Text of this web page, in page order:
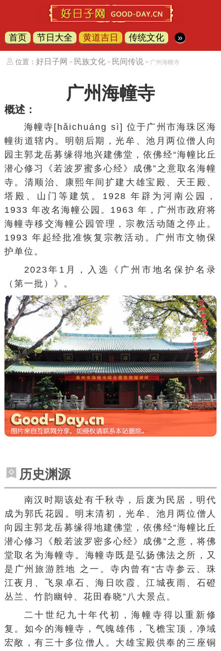
首页 节日大全 黄道吉日 传统文化 »
位置： 好日子网 > 民族文化> 民间传说> 广州海幢寺
广州海幢寺
概述：
海幢寺[hǎichuáng sì] 位于广州市海珠区海
幢街道辖内。明朝后期，光牟、池月两位僧人向
园主郭龙岳募缘得地兴建佛堂，依佛经“海幢比丘
潜心修习《若波罗蜜多心经》成佛”之意取名海幢
寺。清顺治、康熙年间扩建大雄宝殿、天王殿、
塔殿、山门等建筑。1928 年辟为河南公园，
1933 年改名海幢公园。1963 年，广州市政府将
海幢寺移交海幢公园管理，宗教活动随之停止。
1993 年起经批准恢复宗教活动。广州市文物保
护单位。
2023年1月，入选《广州市地名保护名录
（第一批）》。
历史渊源
南汉时期该处有千秋寺，后废为民居，明代
成为郭氏花园。明末清初，光牟、池月两位僧人
向园主郭龙岳募缘得地建佛堂，依佛经“海幢比丘
潜心修习《般若波罗密多心经》成佛”之意，将佛
堂取名为海幢寺。海幢寺既是弘扬佛法之所，又
是广州旅游胜地 之一。寺内曾有“古寺参云、珠
江夜月、飞泉卓石、海日吹霞、江城夜雨、石磴
丛兰、竹韵幽钟、花田春晓”八大景点。
二十世纪九十年代初，海幢寺得以重新修
复。如今的海幢寺， 气魄雄伟 ，飞檐宝顶 ， 净域
宏敞，有三十多位僧人。大雄宝殿供奉的三座铜